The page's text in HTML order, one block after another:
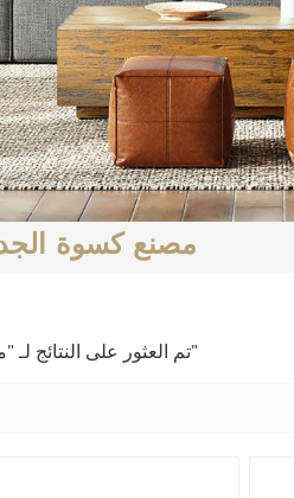
مصنع كسوة
4 تم العثور على النتائج لـ "مصنع كسوة الجدران من مادة البولي فينيل كلوريد"